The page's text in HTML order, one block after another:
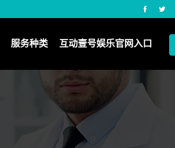
服务种类 互动壹号娱乐官网入口